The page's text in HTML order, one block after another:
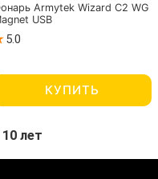
Armytek Wizard C2 WG
USB
5.0
КУПИТЬ
лет